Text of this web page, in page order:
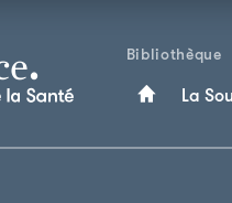
Bibliothèque
La